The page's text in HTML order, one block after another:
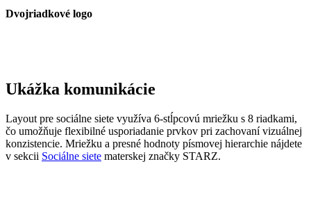
Dvojriadkové logo
Ukážka komunikácie
Layout pre sociálne siete využíva 6-stĺpcovú mriežku s 8 riadkami,
čo umožňuje flexibilné usporiadanie prvkov pri zachovaní vizuálnej
konzistencie. Mriežku a presné hodnoty písmovej hierarchie nájdete
v sekcii Sociálne siete materskej značky STARZ.